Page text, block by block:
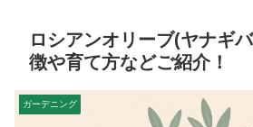
ロシアンオリーブ(ヤナギ
徴や育て方などご紹介！
ガーデニング